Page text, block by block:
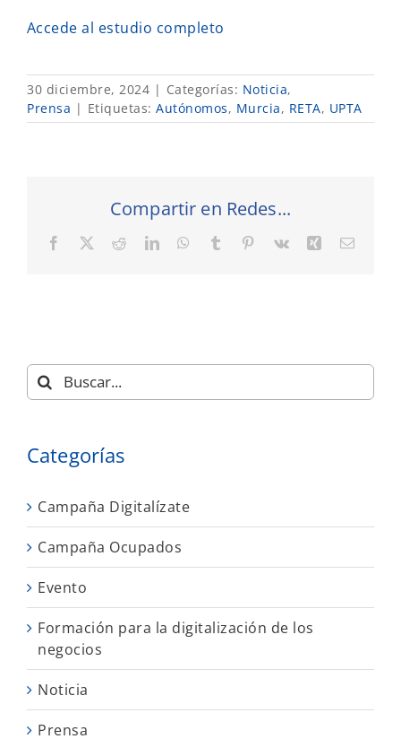
Accede al estudio completo
30 diciembre, 2024 | Categorías: Noticia,
Prensa | Etiquetas: Autónomos, Murcia, RETA, UPTA
Compartir en Redes...
Facebook RedditLinkedInWhatsApp
Tumblr Pinterest
Vk XingCorreo
Buscar:
Categorías
Campaña Digitalízate
Campaña Ocupados
Evento
Formación para la digitalización de los
negocios
Noticia
Prensa